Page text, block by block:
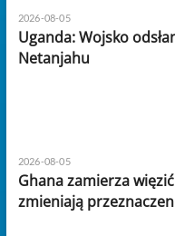
2026-08-05
Uganda: Wojsko
Netanjahu
2026-08-05
Ghana zamierza
zmieniają